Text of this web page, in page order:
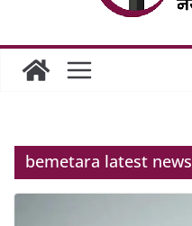
bemetara latest news